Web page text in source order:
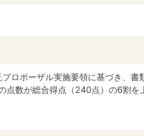
ロポーザル実施要領に基づき、書
点数が総合得点（240点）の6割を